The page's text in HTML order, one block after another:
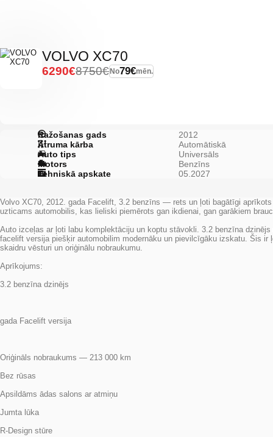
VOLVO XC70
No79€mēn.
8750€
6290€
Ražošanas gads
2012
Ātruma kārba
Automātiskā
Auto tips
Universāls
Motors
Benzīns
Tehniskā apskate
05.2027
Volvo XC70, 2012. gada Facelift, 3.2 benzīns — rets un ļoti bagātīgi aprīkots
uzticams automobilis, kas lieliski piemērots gan ikdienai, gan garākiem
Auto izceļas ar ļoti labu komplektāciju un koptu stāvokli. 3.2 benzīna
facelift versija piešķir automobilim modernāku un pievilcīgāku izskatu. Šis
skaidru vēsturi un oriģinālu nobraukumu.
3.2 benzīna dzinējs
gada Facelift versija
Oriģināls nobraukums — 213 000 km
Bez rūsas
Apsildāms ādas salons ar atmiņu
Jumta lūka
R-Design stūre